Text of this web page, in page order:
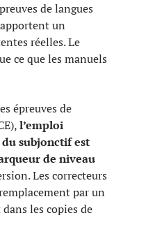
de langues
un
réelles. Le
ce que les manuels
épreuves de
l’emploi
subjonctif est
de niveau
Les correcteurs
par un
les copies de